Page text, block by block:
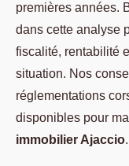
premières années.
dans cette analyse
fiscalité, rentabilité
situation. Nos
réglementations
disponibles pour
immobilier Ajaccio.